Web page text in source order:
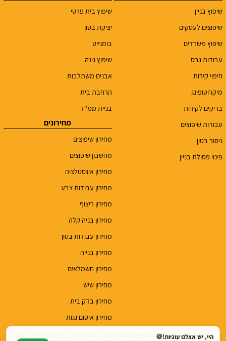
שיפוץ בניין
שיפוצים לעסקים
שיפוץ משרדים
עבודות גבס
חיפוי קירות
מיקרוטופינג
בריקים לקירות
עבודות שיפוצים
ניסור בטון
פינוי פסולת בניין
שיפוץ בית פרטי
יציקת בטון
בומנייט
שיפוץ גינה
אבנים משתלבות
הרחבת בית
בניית ממ"ד
מחירונים
מחירון שיפוצים
מחשבון שיפוצים
מחירון אינסטלציה
מחירון עבודות צבע
מחירון ריצוף
מחירון בניה קלה
מחירון עבודות בטון
מחירון בנייה
מחירון חשמלאים
מחירון שיש
מחירון בדק בית
מחירון איטום גגות
היי, יש אצלנו עוגיות!🍪